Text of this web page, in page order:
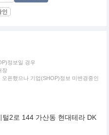
인
정보일 경우
장
픈했으나 기업(SHOP)정보 미변경중인
2로 144 가산동 현대테라 DK